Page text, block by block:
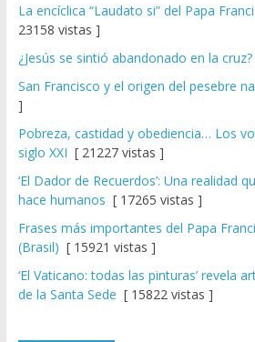
La encíclica “Laudato si” del Papa
23158 vistas ]
¿Jesús se sintió abandonado en la cruz?
San Francisco y el origen del pesebre
]
Pobreza, castidad y obediencia… Los
siglo XXI [ 21227 vistas ]
‘El Dador de Recuerdos’: Una realidad
hace humanos [ 17265 vistas ]
Frases más importantes del Papa
(Brasil) [ 15921 vistas ]
‘El Vaticano: todas las pinturas’ revela
de la Santa Sede [ 15822 vistas ]